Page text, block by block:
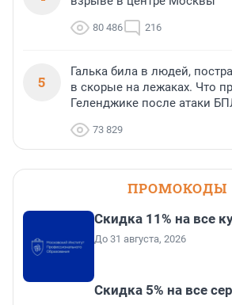
80 486 216
5
Галька била в людей,
в скорые на лежаках. Что
Геленджике после атаки
73 829
ПРОМОКОДЫ
Скидка 11% на все
До 31 августа, 2026
Скидка 5% на все